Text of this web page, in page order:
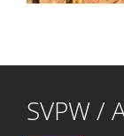
SVPW /